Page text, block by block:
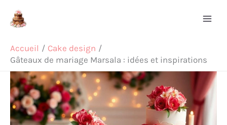
Accueil
Cake design
Gâteaux de mariage Marsala : idées et inspirations
Rechercher